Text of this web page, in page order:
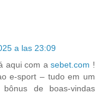
a las 23:09
aqui com asebet.com !
e-sport – tudo em um
de boas-vindas